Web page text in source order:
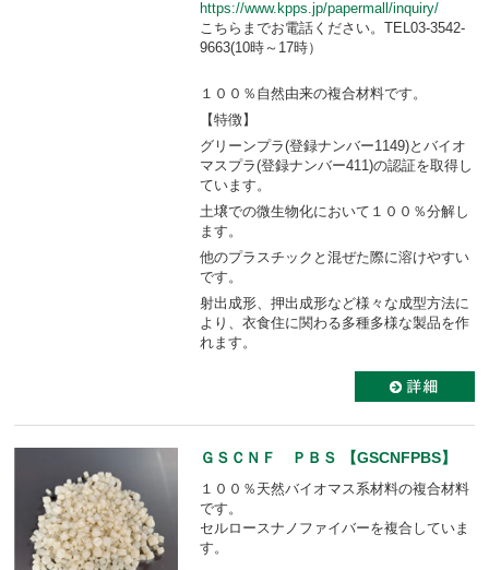
https://www.kpps.jp/papermall/inquiry/
こちらまでお電話ください。TEL03-3542-
9663(10時～17時）
１００％自然由来の複合材料です。
【特徴】
グリーンプラ(登録ナンバー1149)とバイオ
マスプラ(登録ナンバー411)の認証を取得し
ています。
土壌での微生物化において１００％分解し
ます。
他のプラスチックと混ぜた際に溶けやすい
です。
射出成形、押出成形など様々な成型方法に
より、衣食住に関わる多種多様な製品を作
れます。
ＧＳＣＮＦ ＰＢＳ 【GSCNFPBS】
１００％天然バイオマス系材料の複合材料
です。
セルロースナノファイバーを複合していま
す。